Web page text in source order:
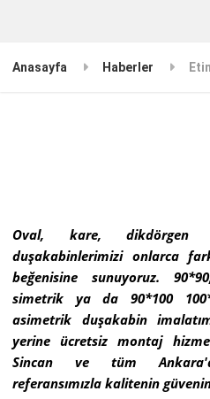
Anasayfa Haberler
Oval, kare, dikdörgen
duşakabinlerimizi onlarca
beğenisine sunuyoruz.
simetrik ya da 90*100
asimetrik duşakabin
yerine ücretsiz montaj
Sincan ve tüm
referansımızla kalitenin